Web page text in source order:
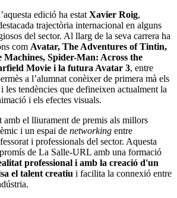
edició ha estat Xavier Roig,
trajectòria internacional en alguns
del sector. Al llarg de la seva carrera ha
com Avatar, The Adventures of Tintin,
Machines, Spider-Man: Across the
Movie i la futura Avatar 3, entre
a l’alumnat conèixer de primera mà els
les tendències que defineixen actualment la
i els efectes visuals.
amb el lliurament de premis als millors
i un espai de networking entre
i professionals del sector. Aquesta
de La Salle-URL amb una formació
professional i amb la creació d'un
el talent creatiu i facilita la connexió entre